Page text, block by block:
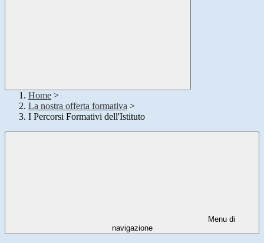
Home >
La nostra offerta formativa >
I Percorsi Formativi dell'Istituto
Menu di
navigazione